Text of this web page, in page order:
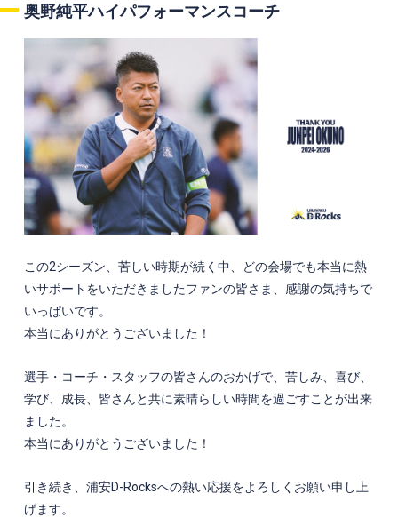
奥野純平ハイパフォーマンスコーチ
この2シーズン、苦しい時期が続く中、どの会場でも本当に熱
いサポートをいただきましたファンの皆さま、感謝の気持ちで
いっぱいです。
本当にありがとうございました！
選手・コーチ・スタッフの皆さんのおかげで、苦しみ、喜び、
学び、成長、皆さんと共に素晴らしい時間を過ごすことが出来
ました。
本当にありがとうございました！
引き続き、浦安D-Rocksへの熱い応援をよろしくお願い申し上
げます。